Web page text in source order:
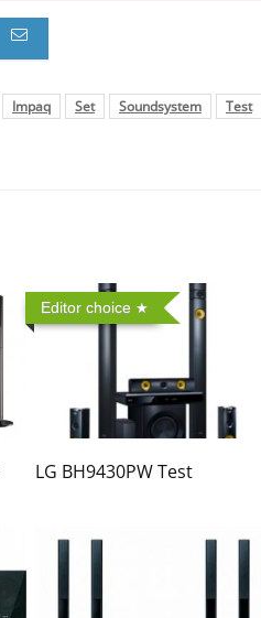
Impaq Set Soundsystem
Test
Editor choice
LG BH9430PW Test